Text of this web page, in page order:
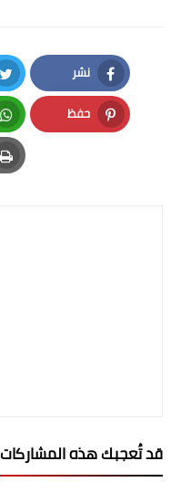
نشر
Facebook
حفظ
Pinterest
قد تُعجبك هذه المشاركات